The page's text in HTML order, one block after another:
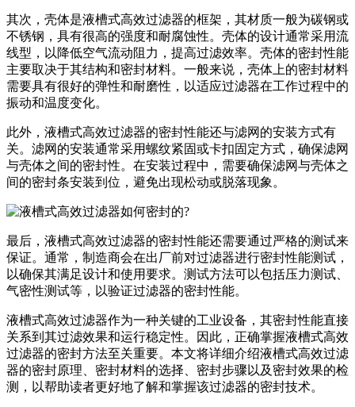
其次，壳体是液槽式高效过滤器的框架，其材质一般为碳钢或
不锈钢，具有很高的强度和耐腐蚀性。壳体的设计通常采用流
线型，以降低空气流动阻力，提高过滤效率。壳体的密封性能
主要取决于其结构和密封材料。一般来说，壳体上的密封材料
需要具有很好的弹性和耐磨性，以适应过滤器在工作过程中的
振动和温度变化。
此外，液槽式高效过滤器的密封性能还与滤网的安装方式有
关。滤网的安装通常采用螺纹紧固或卡扣固定方式，确保滤网
与壳体之间的密封性。在安装过程中，需要确保滤网与壳体之
间的密封条安装到位，避免出现松动或脱落现象。
最后，液槽式高效过滤器的密封性能还需要通过严格的测试来
保证。通常，制造商会在出厂前对过滤器进行密封性能测试，
以确保其满足设计和使用要求。测试方法可以包括压力测试、
气密性测试等，以验证过滤器的密封性能。
液槽式高效过滤器作为一种关键的工业设备，其密封性能直接
关系到其过滤效果和运行稳定性。因此，正确掌握液槽式高效
过滤器的密封方法至关重要。本文将详细介绍液槽式高效过滤
器的密封原理、密封材料的选择、密封步骤以及密封效果的检
测，以帮助读者更好地了解和掌握该过滤器的密封技术。